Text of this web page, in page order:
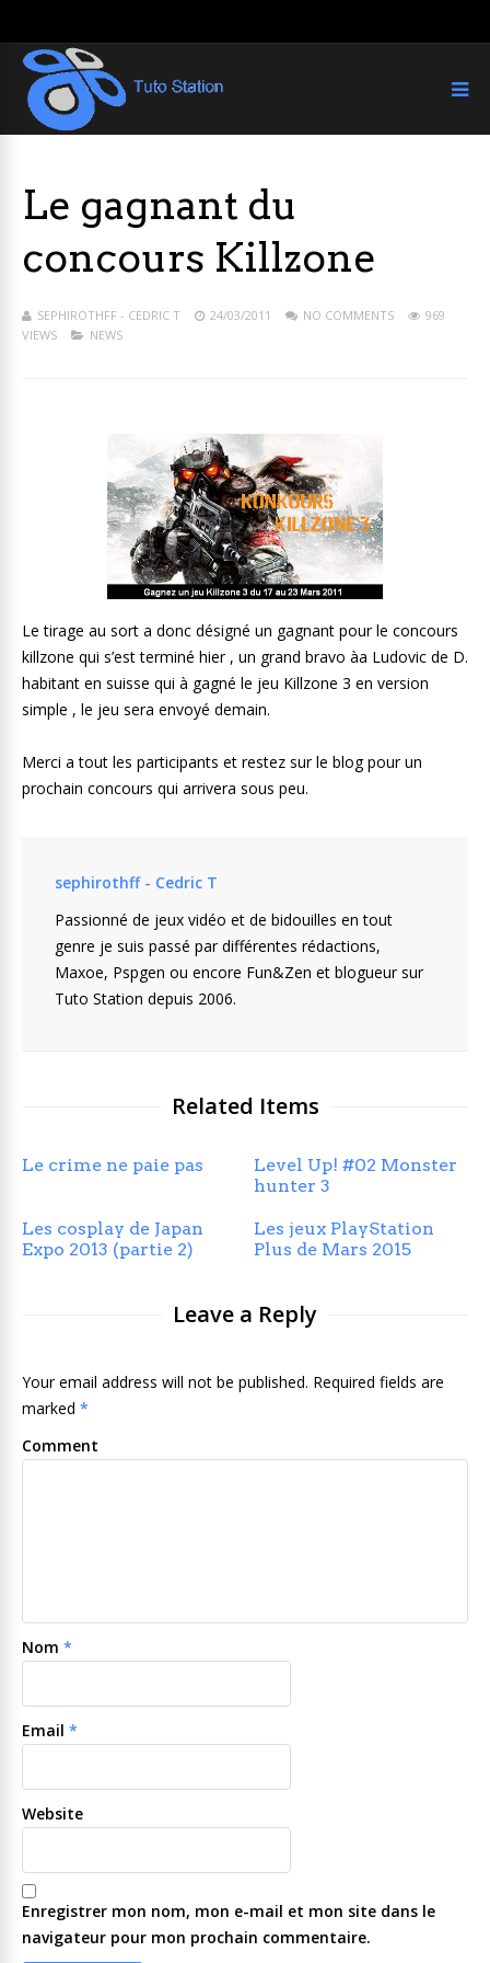
Le gagnant du
concours Killzone
SEPHIROTHFF - CEDRIC T 24/03/2011 NO COMMENTS
969
VIEWS
NEWS
Le tirage au sort a donc désigné un gagnant pour le concours
killzone qui s’est terminé hier , un grand bravo àa Ludovic de D.
habitant en suisse qui à gagné le jeu Killzone 3 en version
simple , le jeu sera envoyé demain.
Merci a tout les participants et restez sur le blog pour un
prochain concours qui arrivera sous peu.
sephirothff - Cedric T
Passionné de jeux vidéo et de bidouilles en tout
genre je suis passé par différentes rédactions,
Maxoe, Pspgen ou encore Fun&Zen et blogueur sur
Tuto Station depuis 2006.
Related Items
Le crime ne paie pas
Level Up! #02 Monster
hunter 3
Les cosplay de Japan
Expo 2013 (partie 2)
Les jeux PlayStation
Plus de Mars 2015
Leave a Reply
Your email address will not be published. Required fields are
marked *
Comment
Nom *
Email *
Website
Enregistrer mon nom, mon e-mail et mon site dans le
navigateur pour mon prochain commentaire.